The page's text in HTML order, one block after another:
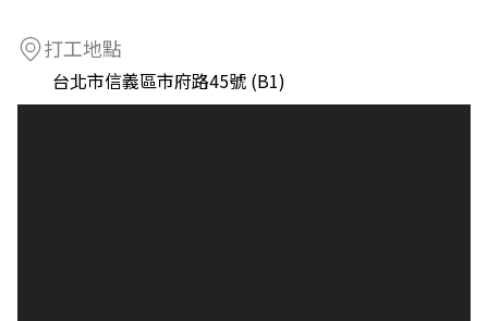
打工地點
台北市信義區市府路45號 (B1)